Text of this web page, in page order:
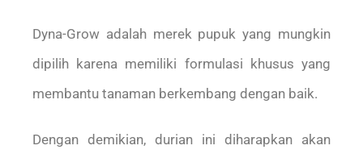
Dyna-Grow adalah merek pupuk yang mungkin
dipilih karena memiliki formulasi khusus yang
membantu tanaman berkembang dengan baik.
Dengan demikian, durian ini diharapkan akan